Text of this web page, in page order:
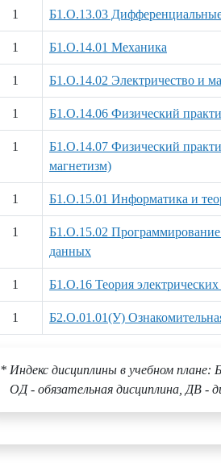
1 Б1.О.13.03
1 Б1.О.14.01 Механика
1 Б1.О.14.02 Электричество и
1 Б1.О.14.06 Физический
1
Б1.О.14.07 Физический
магнетизм)
1 Б1.О.15.01 Информатика и
1
Б1.О.15.02 Программирование
данных
1 Б1.О.16 Теория
1 Б2.О.01.01(У)
* Индекс дисциплины в учебном плане:
ОД - обязательная дисциплина, ДВ -